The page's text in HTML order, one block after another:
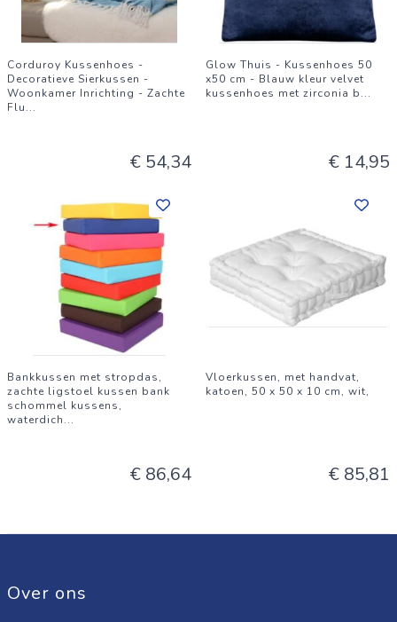
Corduroy Kussenhoes -
Decoratieve Sierkussen -
Woonkamer Inrichting - Zachte
Flu...
€ 54,34
Glow Thuis - Kussenhoes 50
x50 cm - Blauw kleur velvet
kussenhoes met zirconia b...
€ 14,95
Bankkussen met stropdas,
zachte ligstoel kussen bank
schommel kussens,
waterdich...
€ 86,64
Vloerkussen, met handvat,
katoen, 50 x 50 x 10 cm, wit,
€ 85,81
Over ons